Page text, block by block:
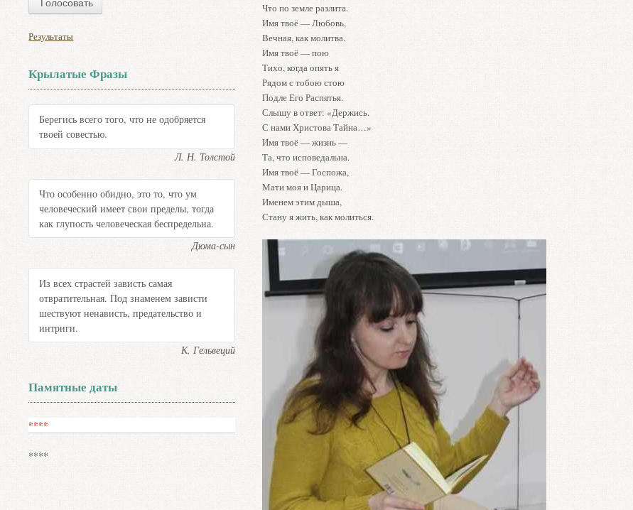
Что по земле разлита.
Имя твоё — Любовь,
Вечная, как молитва.
Имя твоё — пою
Тихо, когда опять я
Рядом с тобою стою
Подле Его Распятья.
Слышу в ответ: «Держись.
С нами Христова Тайна…»
Имя твоё — жизнь —
Та, что исповедальна.
Имя твоё — Госпожа,
Мати моя и Царица.
Именем этим дыша,
Стану я жить, как молиться.
Результаты
Крылатые Фразы
Берегись всего того, что не одобряется
твоей совестью.
Л. Н. Толстой
Что особенно обидно, это то, что ум
человеческий имеет свои пределы, тогда
как глупость человеческая беспредельна.
Дюма-сын
Из всех страстей зависть самая
отвратительная. Под знаменем зависти
шествуют ненависть, предательство и
интриги.
К. Гельвеций
Памятные даты
****
****